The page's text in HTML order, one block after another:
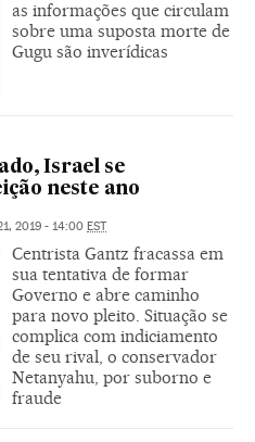
as informações que circulam
sobre uma suposta morte de
Gugu são inverídicas
Israel se
neste ano
2019 - 14:00 EST
Centrista Gantz fracassa em
sua tentativa de formar
Governo e abre caminho
para novo pleito. Situação se
complica com indiciamento
de seu rival, o conservador
Netanyahu, por suborno e
fraude